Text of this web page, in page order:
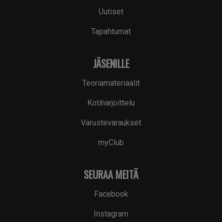
Uutiset
Tapahtumat
JÄSENILLE
Teoriamateriaalit
Kotiharjoittelu
Varustevaraukset
myClub
SEURAA MEITÄ
Facebook
Instagram